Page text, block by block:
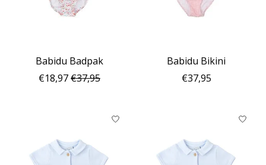
Babidu Badpak
€18,97€37,95
Babidu Bikini
€37,95